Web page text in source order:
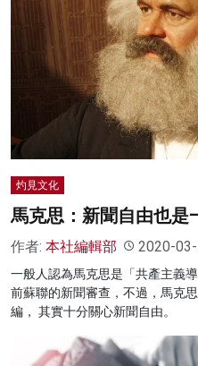
灼見文化
馬克思：新聞自由也是
作者: 本社編輯部 2020-
一般人認為馬克思是「共產主義
前蘇聯的新聞審查，不過，馬克
編， 其實十分關心新聞自由。